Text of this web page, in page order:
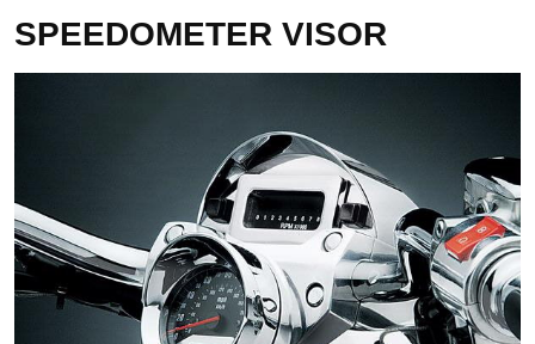
SPEEDOMETER VISOR